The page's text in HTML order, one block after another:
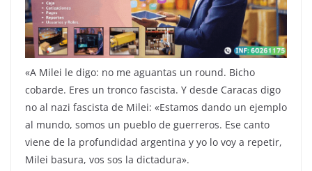
«A Milei le digo: no me aguantas un round. Bicho
cobarde. Eres un tronco fascista. Y desde Caracas digo
no al nazi fascista de Milei: «Estamos dando un ejemplo
al mundo, somos un pueblo de guerreros. Ese canto
viene de la profundidad argentina y yo lo voy a repetir,
Milei basura, vos sos la dictadura».